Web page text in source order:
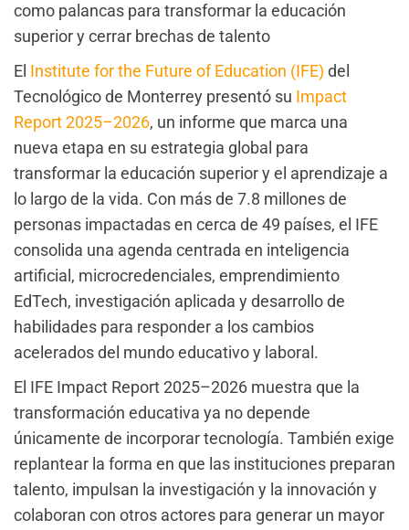
como palancas para transformar la educación
superior y cerrar brechas de talento
El Institute for the Future of Education (IFE) del
Tecnológico de Monterrey presentó su Impact
Report 2025–2026, un informe que marca una
nueva etapa en su estrategia global para
transformar la educación superior y el aprendizaje a
lo largo de la vida. Con más de 7.8 millones de
personas impactadas en cerca de 49 países, el IFE
consolida una agenda centrada en inteligencia
artificial, microcredenciales, emprendimiento
EdTech, investigación aplicada y desarrollo de
habilidades para responder a los cambios
acelerados del mundo educativo y laboral.
El IFE Impact Report 2025–2026 muestra que la
transformación educativa ya no depende
únicamente de incorporar tecnología. También exige
replantear la forma en que las instituciones preparan
talento, impulsan la investigación y la innovación y
colaboran con otros actores para generar un mayor